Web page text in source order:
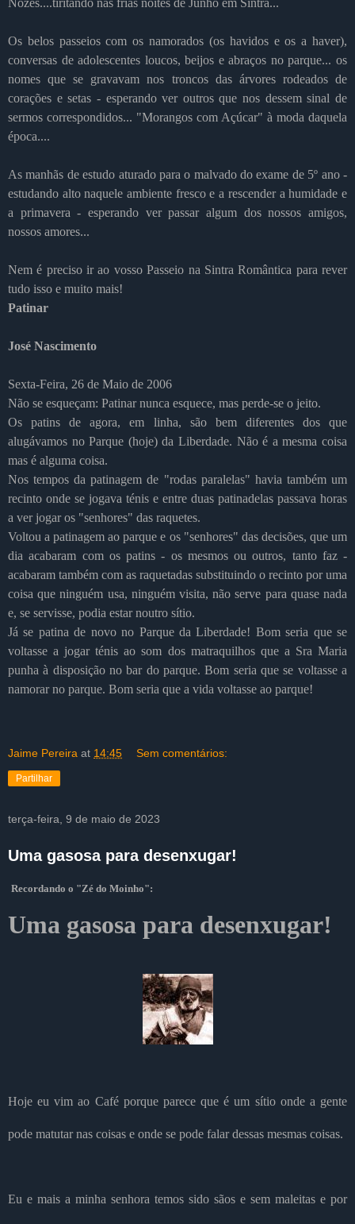
Os belos passeios com os namorados (os havidos e os a haver),
conversas de adolescentes loucos, beijos e abraços no parque... os
nomes que se gravavam nos troncos das árvores rodeados de
corações e setas - esperando ver outros que nos dessem sinal de
sermos correspondidos... "Morangos com Açúcar" à moda daquela
época....
As manhãs de estudo aturado para o malvado do exame de 5º ano -
estudando alto naquele ambiente fresco e a rescender a humidade e
a primavera - esperando ver passar algum dos nossos amigos,
nossos amores...
Nem é preciso ir ao vosso Passeio na Sintra Romântica para rever
tudo isso e muito mais!
Patinar
José Nascimento
Sexta-Feira, 26 de Maio de 2006
Não se esqueçam: Patinar nunca esquece, mas perde-se o jeito.
Os patins de agora, em linha, são bem diferentes dos que
alugávamos no Parque (hoje) da Liberdade. Não é a mesma coisa
mas é alguma coisa.
Nos tempos da patinagem de "rodas paralelas" havia também um
recinto onde se jogava ténis e entre duas patinadelas passava horas
a ver jogar os "senhores" das raquetes.
Voltou a patinagem ao parque e os "senhores" das decisões, que um
dia acabaram com os patins - os mesmos ou outros, tanto faz -
acabaram também com as raquetadas substituindo o recinto por uma
coisa que ninguém usa, ninguém visita, não serve para quase nada
e, se servisse, podia estar noutro sítio.
Já se patina de novo no Parque da Liberdade! Bom seria que se
voltasse a jogar ténis ao som dos matraquilhos que a Sra Maria
punha à disposição no bar do parque. Bom seria que se voltasse a
namorar no parque. Bom seria que a vida voltasse ao parque!
Jaime Pereira at 14:45 Sem comentários:
Partilhar
terça-feira, 9 de maio de 2023
Uma gasosa para desenxugar!
Recordando o "Zé do Moinho":
Uma gasosa para desenxugar!
Hoje eu vim ao Café porque parece que é um sítio onde a gente
pode matutar nas coisas e onde se pode falar dessas mesmas coisas.
Eu e mais a minha senhora temos sido sãos e sem maleitas e por